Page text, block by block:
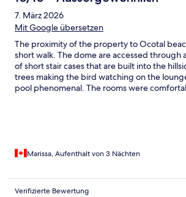
the beach, so easy to access.
7. März 2026
Mit Google übersetzen
The proximity of the property to Ocotal
short walk. The dome are accessed through
of short stair cases that are built into the
trees making the bird watching on the
pool phenomenal. The rooms were
pineapple. There’s also coffee, juice, tea,
area.
Marissa, Aufenthalt von 3 Nächten
Verifizierte Bewertung